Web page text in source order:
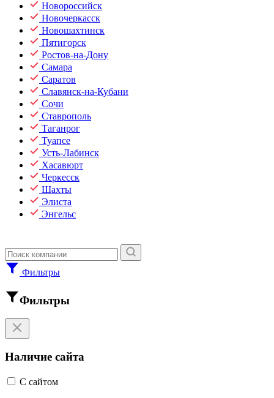
Новороссийск
Новочеркасск
Новошахтинск
Пятигорск
Ростов-на-Дону
Самара
Саратов
Славянск-на-Кубани
Сочи
Ставрополь
Таганрог
Туапсе
Усть-Лабинск
Хасавюрт
Черкесск
Шахты
Элиста
Энгельс
Фильтры
Фильтры
Наличие сайта
С сайтом